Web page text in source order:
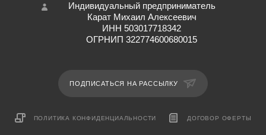
Индивидуальный предприниматель
Карат Михаил Алексеевич
ИНН 503017718342
ОГРНИП 322774600680015
ПОДПИСАТЬСЯ НА РАССЫЛКУ
ПОЛИТИКА КОНФИДЕНЦИАЛЬНОСТИ ДОГОВОР ОФЕРТЫ